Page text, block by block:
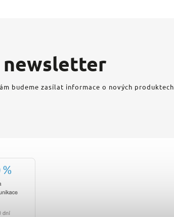
budeme zasílat informace o nových produktech